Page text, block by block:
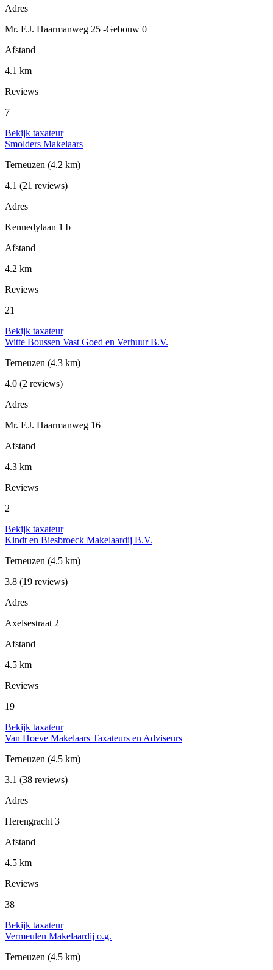
Adres
Mr. F.J. Haarmanweg 25 -Gebouw 0
Afstand
4.1 km
Reviews
7
Bekijk taxateur
Smolders Makelaars
Terneuzen (4.2 km)
4.1 (21 reviews)
Adres
Kennedylaan 1 b
Afstand
4.2 km
Reviews
21
Bekijk taxateur
Witte Boussen Vast Goed en Verhuur B.V.
Terneuzen (4.3 km)
4.0 (2 reviews)
Adres
Mr. F.J. Haarmanweg 16
Afstand
4.3 km
Reviews
2
Bekijk taxateur
Kindt en Biesbroeck Makelaardij B.V.
Terneuzen (4.5 km)
3.8 (19 reviews)
Adres
Axelsestraat 2
Afstand
4.5 km
Reviews
19
Bekijk taxateur
Van Hoeve Makelaars Taxateurs en Adviseurs
Terneuzen (4.5 km)
3.1 (38 reviews)
Adres
Herengracht 3
Afstand
4.5 km
Reviews
38
Bekijk taxateur
Vermeulen Makelaardij o.g.
Terneuzen (4.5 km)